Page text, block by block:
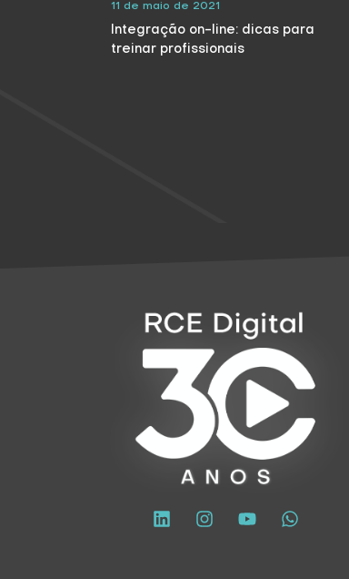
11 de maio de 2021
Integração on-line: dicas para
treinar profissionais